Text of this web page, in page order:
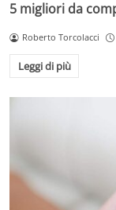
5 migliori da
Roberto Torcolacci
Leggi di più